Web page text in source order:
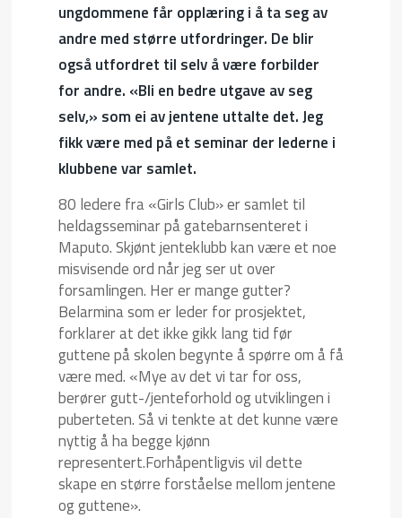
ungdommene får opplæring i å ta seg av
andre med større utfordringer. De blir
også utfordret til selv å være forbilder
for andre. «Bli en bedre utgave av seg
selv,» som ei av jentene uttalte det. Jeg
fikk være med på et seminar der lederne i
klubbene var samlet.
80 ledere fra «Girls Club» er samlet til
heldagsseminar på gatebarnsenteret i
Maputo. Skjønt jenteklubb kan være et noe
misvisende ord når jeg ser ut over
forsamlingen. Her er mange gutter?
Belarmina som er leder for prosjektet,
forklarer at det ikke gikk lang tid før
guttene på skolen begynte å spørre om å få
være med. «Mye av det vi tar for oss,
berører gutt-/jenteforhold og utviklingen i
puberteten. Så vi tenkte at det kunne være
nyttig å ha begge kjønn
representert.Forhåpentligvis vil dette
skape en større forståelse mellom jentene
og guttene».